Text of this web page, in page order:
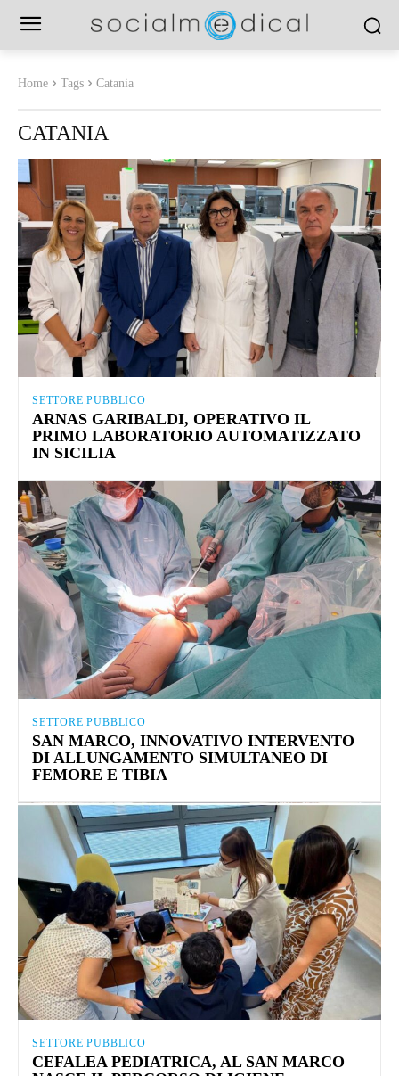
Home Tags Catania
CATANIA
SETTORE PUBBLICO
ARNAS GARIBALDI, OPERATIVO IL
PRIMO LABORATORIO AUTOMATIZZATO
IN SICILIA
SETTORE PUBBLICO
SAN MARCO, INNOVATIVO INTERVENTO
DI ALLUNGAMENTO SIMULTANEO DI
FEMORE E TIBIA
SETTORE PUBBLICO
CEFALEA PEDIATRICA, AL SAN MARCO